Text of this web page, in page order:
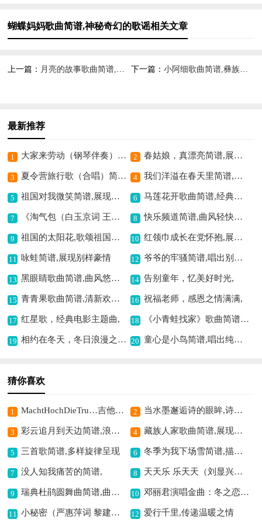
蝴蝶妈妈歌曲简谱,神秘奇幻的歌谣相关文章
上一篇： 月亮的故事歌曲简谱,诉说浪漫的情怀 下一篇： 小阿细歌曲简谱,彝族风格韵味足
最新推荐
1 大家来劳动（钢琴伴奏）简谱,欢快劳动氛围展现 2 春姑娘，真漂亮简谱,展现春天之美
3 夏令营旅行歌（合唱）简谱,展现青春活力乐章 4 我们洋溢在春天里简谱,展现春日美好意境
5 祖国对我微笑简谱,展现爱国深情 6 马莲花开歌曲简谱,经典的童年歌谣
7 《淘气包（白玉京词 王东音曲）》歌曲简谱,童趣满满的音乐呈现 8 快乐频道简谱,曲风轻快活泼
9 祖国的太阳花,歌颂祖国之情 10 红领巾成长在党怀抱,展现少年爱党深情
11 咏蛙简谱,展现别样豪情 12 爷爷的牢骚简谱,唱出别样情感
13 黑眼睛歌曲简谱,曲风悠扬动人 14 告别童年，忆美好时光,
15 青青果歌曲简谱,清新欢快的旋律 16 祝福老师，感恩之情满满,
17 红星歌，经典电影主题曲, 18 《小青蛙找家》歌曲简谱,欢快童趣的旋律
19 相约在冬天，冬日浪漫之曲, 20 童心是小鸟简谱,唱出纯真童趣
猜你喜欢
1 MachtHochDieTru…吉他谱,旋律激昂动人 2 当水墨邂逅诗的眼眸,诗意交融的画卷
3 彩云追月到天边简谱,浪漫梦幻之乐章 4 藏族人家歌曲简谱,展现藏家风情
5 三首歌简谱,多样旋律呈现 6 冬季为我下场雪简谱,描绘冬日唯美意境
7 没人知我痛苦的简谱, 8 天天乐 乐天天（刘显兴词 邹兴淮曲）歌曲简谱,传递欢乐氛围
9 瑞典杜鹃圆舞曲简谱,曲调轻快悠扬 10 邓丽君演唱金曲：冬之恋情简谱,冬日恋曲之经典
11 小秘密（严惠萍词 黎建南曲）简谱,藏着纯真小秘密 12 爱行千里,传递温暖之情